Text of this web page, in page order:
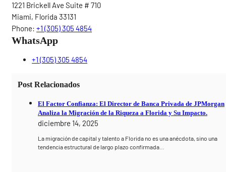
1221 Brickell Ave Suite # 710
Miami, Florida 33131
Phone: +1 (305) 305 4854
WhatsApp
+1 (305) 305 4854
Post Relacionados
El Factor Confianza: El Director de Banca Privada de JPMorgan
Analiza la Migración de la Riqueza a Florida y Su Impacto.
diciembre 14, 2025
La migración de capital y talento a Florida no es una anécdota, sino una
tendencia estructural de largo plazo confirmada…